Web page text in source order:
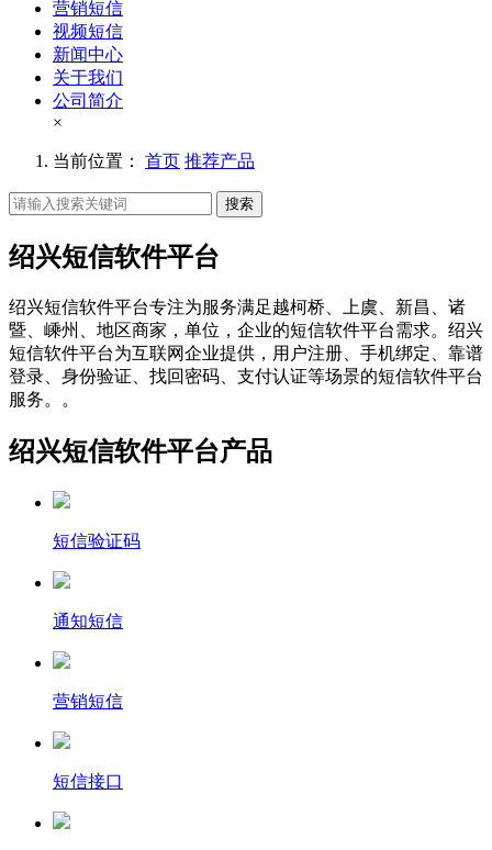
营销短信
视频短信
新闻中心
关于我们
公司简介
×
当前位置： 首页 推荐产品
搜索
绍兴短信软件平台
绍兴短信软件平台专注为服务满足越柯桥、上虞、新昌、诸
暨、嵊州、地区商家，单位，企业的短信软件平台需求。绍兴
短信软件平台为互联网企业提供，用户注册、手机绑定、靠谱
登录、身份验证、找回密码、支付认证等场景的短信软件平台
服务。。
绍兴短信软件平台产品
短信验证码
通知短信
营销短信
短信接口